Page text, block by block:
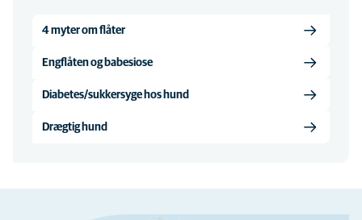
4 myter om flåter
Engflåten og babesiose
Diabetes/sukkersyge hos hund
Drægtig hund